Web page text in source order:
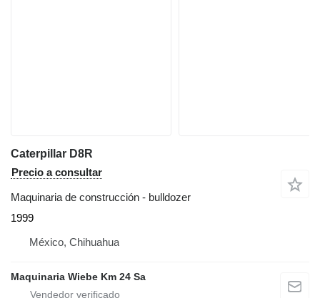
Caterpillar D8R
Precio a consultar
Maquinaria de construcción - bulldozer
1999
México, Chihuahua
Maquinaria Wiebe Km 24 Sa